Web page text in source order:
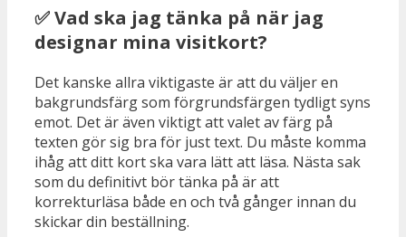
✅ Vad ska jag tänka på när jag
designar mina visitkort?
Det kanske allra viktigaste är att du väljer en
bakgrundsfärg som förgrundsfärgen tydligt syns
emot. Det är även viktigt att valet av färg på
texten gör sig bra för just text. Du måste komma
ihåg att ditt kort ska vara lätt att läsa. Nästa sak
som du definitivt bör tänka på är att
korrekturläsa både en och två gånger innan du
skickar din beställning.